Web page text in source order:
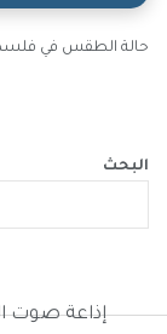
حالة الطقس في
البحث
إذاعة صوت